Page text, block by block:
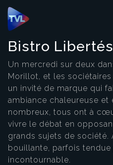
Panneau de gestion des
Bistro Libertés
Un mercredi sur deux
Morillot, et les
un invité de marque qui
ambiance chaleureuse et
nombreux, tous ont à
vivre le débat en
grands sujets de société.
bouillante, parfois
incontournable.